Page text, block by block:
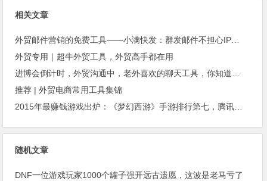
相关文章
外贸邮件营销的免费工具——小满快发：群发邮件不担心IP被封
外贸专用｜超牛外贸工具，外贸高手都在用
进博会倒计时，外贸沟通中，老外喜欢的聊天工具，你知道几种？
推荐 | 外贸电商常用工具集锦
2015年最赚钱游戏出炉：《梦幻西游》手游排行第七，腾讯总收入进前三
随机文章
DNF一位游戏玩家1000个罐子强开远古遗愿，这波是老马亏了